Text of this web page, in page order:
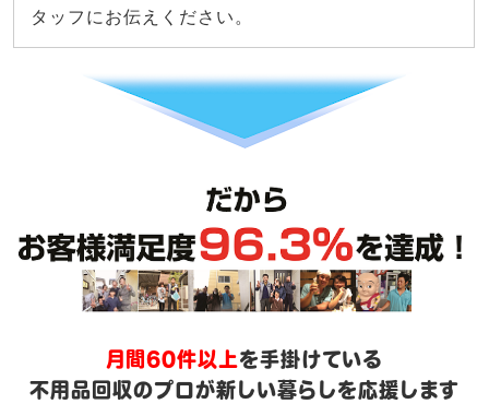
タッフにお伝えください。
月間60件以上を手掛けている
不用品回収のプロが新しい暮らしを応援します